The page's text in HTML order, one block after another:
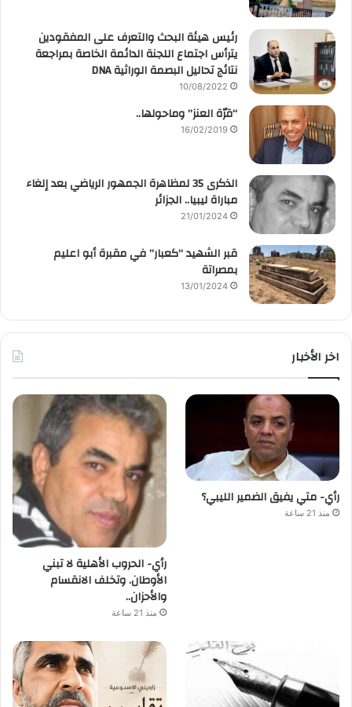
رئيس هيئة البحث والتعرف على المفقودين
يترأس اجتماع اللجنة الدائمة الخاصة بمراجعة
نتائج تحاليل البصمة الوراثية DNA
10/08/2022
“قرّة العنز” وماحولها..
16/02/2019
الذكرى 35 لمظاهرة الجمهور الرياضي بعد إلغاء
مباراة ليبيا.. الجزائر
21/01/2024
قبر الشهيد “كعبار” في مقبرة أبو اعليم
بمصراتة
13/01/2024
اخر الأخبار
رأي- متي يفيق الضمير الليبي؟
منذ 21 ساعة
رأي- الحروب الأهلية لا تبني
الأوطان. وتخلف الانقسام
والأحزان..
منذ 21 ساعة